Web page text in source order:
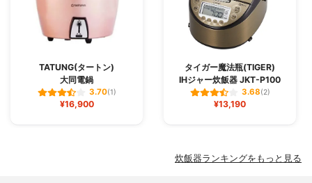
TATUNG(タートン)
大同電鍋
3.70(1)
¥16,900
タイガー魔法瓶(TIGER)
IHジャー炊飯器 JKT-P100
3.68(2)
¥13,190
炊飯器ランキングをもっと見る